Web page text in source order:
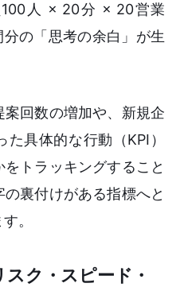
人 × 20分 × 20営業
の「思考の余白」が生
回数の増加や、新規企
具体的な行動（KPI）
トラッキングすること
裏付けがある指標へと
。
ク・スピード・